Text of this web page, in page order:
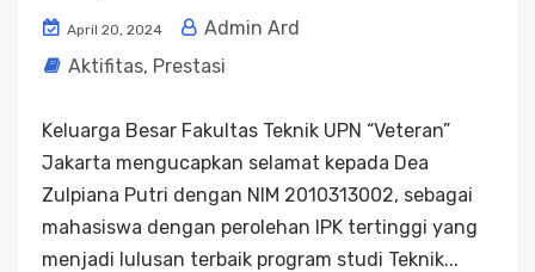
April 20, 2024
Admin Ard
Aktifitas, Prestasi
Keluarga Besar Fakultas Teknik UPN “Veteran”
Jakarta mengucapkan selamat kepada Dea
Zulpiana Putri dengan NIM 2010313002, sebagai
mahasiswa dengan perolehan IPK tertinggi yang
menjadi lulusan terbaik program studi Teknik...